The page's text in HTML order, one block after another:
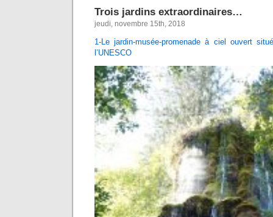
Trois jardins extraordinaires…
jeudi, novembre 15th, 2018
1-Le jardin-musée-promenade à ciel ouvert
l’UNESCO